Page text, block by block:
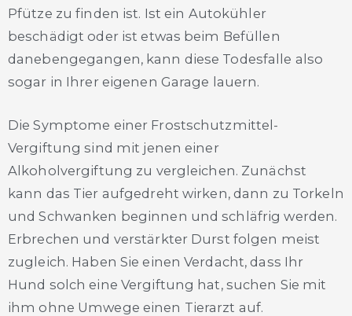
Pfütze zu finden ist. Ist ein Autokühler
beschädigt oder ist etwas beim Befüllen
danebengegangen, kann diese Todesfalle also
sogar in Ihrer eigenen Garage lauern.
Die Symptome einer Frostschutzmittel-
Vergiftung sind mit jenen einer
Alkoholvergiftung zu vergleichen. Zunächst
kann das Tier aufgedreht wirken, dann zu Torkeln
und Schwanken beginnen und schläfrig werden.
Erbrechen und verstärkter Durst folgen meist
zugleich. Haben Sie einen Verdacht, dass Ihr
Hund solch eine Vergiftung hat, suchen Sie mit
ihm ohne Umwege einen Tierarzt auf.